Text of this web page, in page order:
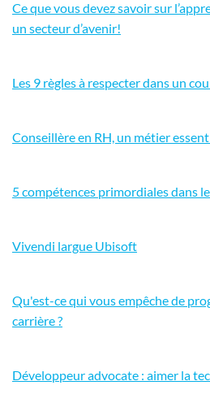
Ce que vous devez savoir sur
un secteur d’avenir!
Les 9 règles à respecter dans un
Conseillère en RH, un métier
5 compétences primordiales dans
Vivendi largue Ubisoft
Qu'est-ce qui vous empêche de
carrière ?
Développeur advocate : aimer la